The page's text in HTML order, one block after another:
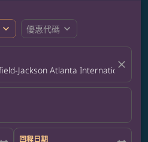
expand_more 優惠代碼 expand_more
Jackson Atlanta International
close
回程日期